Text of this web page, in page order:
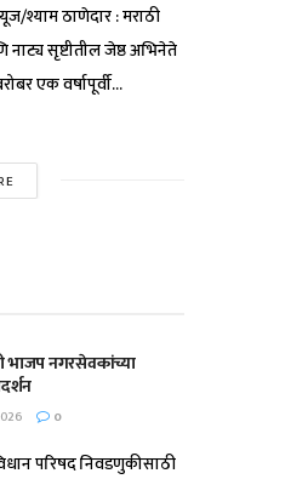
श्याम ठाणेदार : मराठी
नाट्य सृष्टीतील जेष्ठ अभिनेते
एक वर्षापूर्वी...
भाजप नगरसेवकांच्या
0
परिषद निवडणुकीसाठी